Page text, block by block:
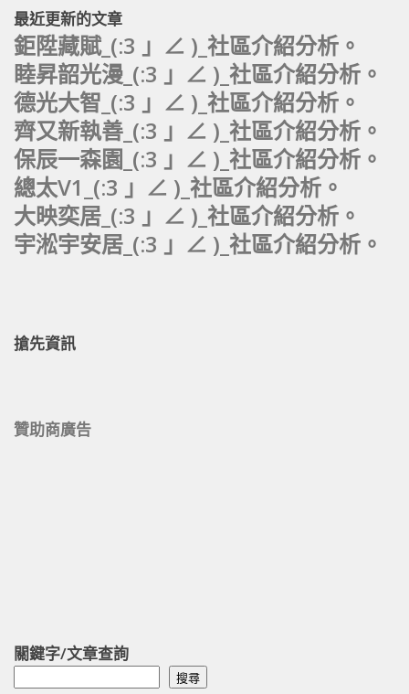
最近更新的文章
鉅陞藏賦_(:3 」∠ )_社區介紹分析。
睦昇韶光漫_(:3 」∠ )_社區介紹分析。
德光大智_(:3 」∠ )_社區介紹分析。
齊又新執善_(:3 」∠ )_社區介紹分析。
保辰一森園_(:3 」∠ )_社區介紹分析。
總太V1_(:3 」∠ )_社區介紹分析。
大映奕居_(:3 」∠ )_社區介紹分析。
宇淞宇安居_(:3 」∠ )_社區介紹分析。
搶先資訊
贊助商廣告
關鍵字/文章查詢
搜尋